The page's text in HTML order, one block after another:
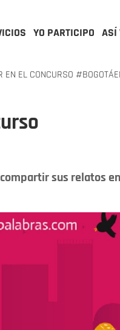
YO PARTICIPO ASÍ
EL CONCURSO
sus relatos